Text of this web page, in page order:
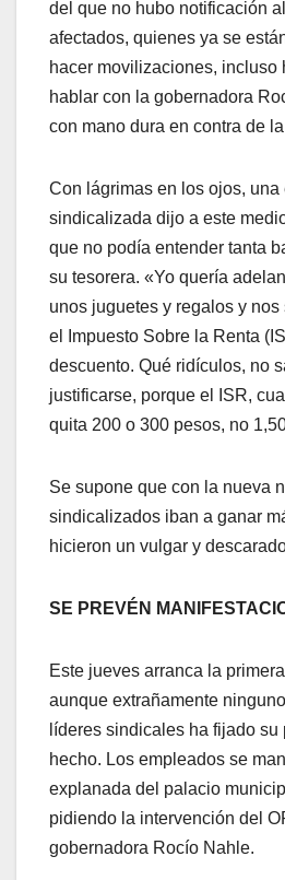
del que no hubo notificación
afectados, quienes ya se
hacer movilizaciones, incluso
hablar con la gobernadora
con mano dura en contra de
Con lágrimas en los ojos, una
sindicalizada dijo a este
que no podía entender tanta
su tesorera. «Yo quería
unos juguetes y regalos y
el Impuesto Sobre la Renta
descuento. Qué ridículos, no
justificarse, porque el ISR,
quita 200 o 300 pesos, no
Se supone que con la nueva
sindicalizados iban a ganar
hicieron un vulgar y
SE PREVÉN
Este jueves arranca la
aunque extrañamente
líderes sindicales ha fijado su
hecho. Los empleados se
explanada del palacio
pidiendo la intervención del
gobernadora Rocío Nahle.